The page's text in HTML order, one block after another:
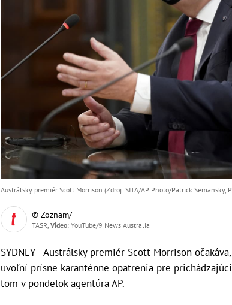
Austrálsky premiér Scott Morrison (Zdroj: SITA/AP Photo/Patrick Semansky,
© Zoznam/
TASR, Video: YouTube/9 News Australia
SYDNEY - Austrálsky premiér Scott Morrison
uvoľní prísne karanténne opatrenia pre
tom v pondelok agentúra AP.